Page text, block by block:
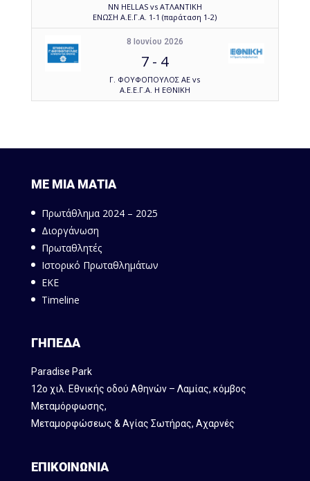
NN HELLAS vs ΑΤΛΑΝΤΙΚΗ
ΕΝΩΣΗ Α.Ε.Γ.Α. 1-1 (παράταση 1-2)
8 Ιουνίου 2026
7 - 4
Γ. ΦΟΥΦΟΠΟΥΛΟΣ ΑΕ vs
Α.Ε.Ε.Γ.Α. Η ΕΘΝΙΚΗ
ΜΕ ΜΙΑ ΜΑΤΙΑ
Πρωτάθλημα 2024 – 2025
Διοργάνωση
Πρωταθλητές
Ιστορικό Πρωταθλημάτων
ΕΚΕ
Timeline
ΓΗΠΕΔΑ
Paradise Park
12ο χιλ. Εθνικής οδού Αθηνών – Λαμίας, κόμβος
Mεταμόρφωσης,
Μεταμορφώσεως & Αγίας Σωτήρας, Αχαρνές
ΕΠΙΚΟΙΝΩΝΙΑ